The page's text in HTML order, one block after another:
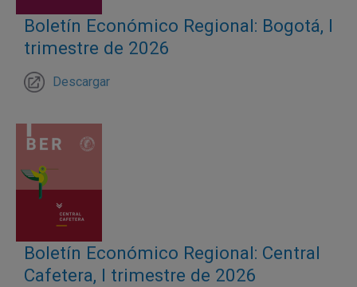
Boletín Económico Regional: Bogotá, I
trimestre de 2026
Descargar
Boletín Económico Regional: Central
Cafetera, I trimestre de 2026